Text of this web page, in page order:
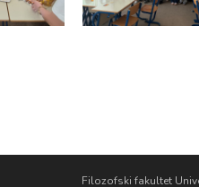
Filozofski fakultet